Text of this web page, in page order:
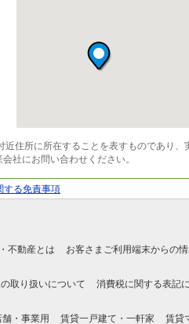
住所に所在することを表すものであり
社にお問い合わせください。
する免責事項
不動産とは お客さまご利用端末からの
取り扱いについて 消費税に関する表記
舗・事業用 賃貸一戸建て・一軒家 賃貸